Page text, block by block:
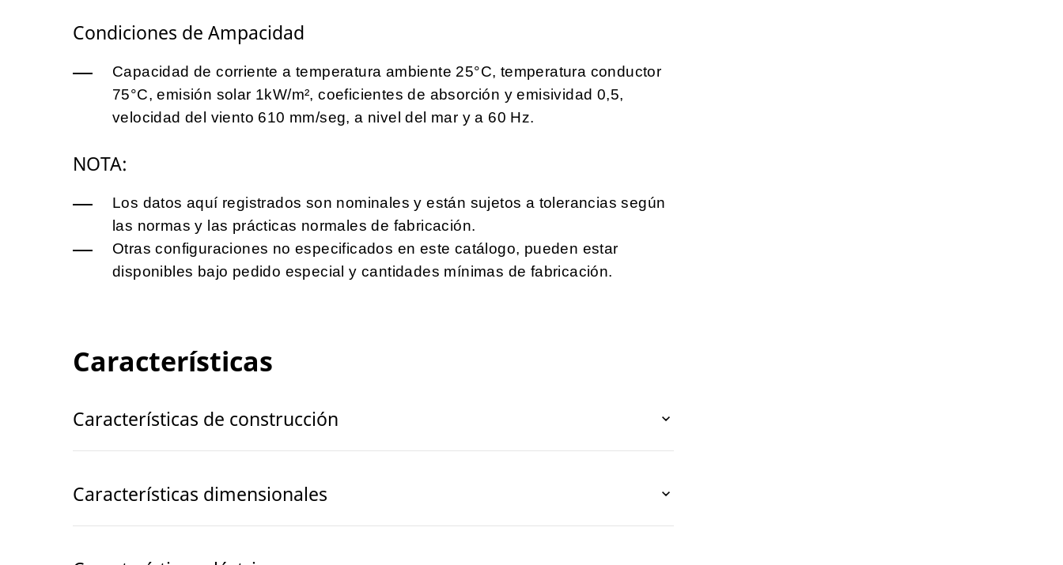
Condiciones de Ampacidad
Capacidad de corriente a temperatura ambiente 25°C, temperatura conductor
75°C, emisión solar 1kW/m², coeficientes de absorción y emisividad 0,5,
velocidad del viento 610 mm/seg, a nivel del mar y a 60 Hz.
NOTA:
Los datos aquí registrados son nominales y están sujetos a tolerancias según
las normas y las prácticas normales de fabricación.
Otras configuraciones no especificados en este catálogo, pueden estar
disponibles bajo pedido especial y cantidades mínimas de fabricación.
Características
Características de construcción
Características dimensionales